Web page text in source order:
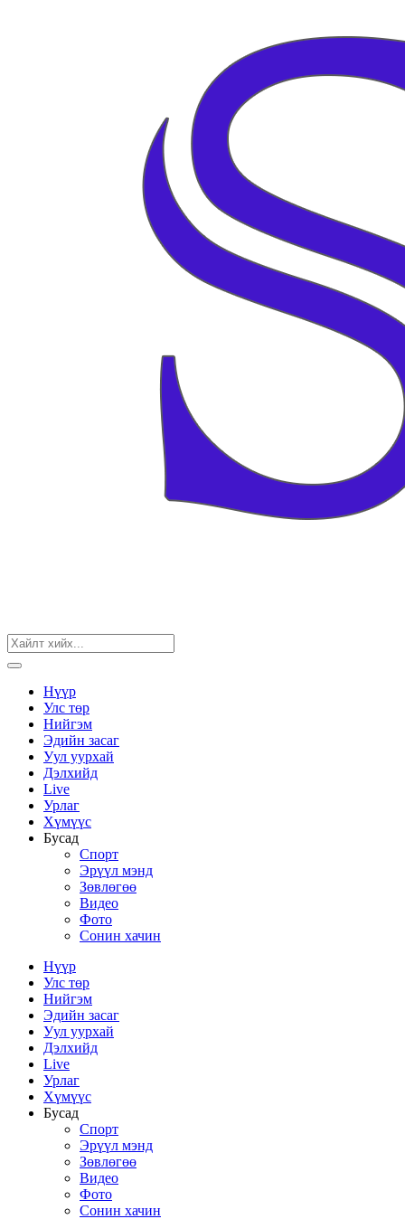
Нүүр
Улс төр
Нийгэм
Эдийн засаг
Уул уурхай
Дэлхийд
Live
Урлаг
Хүмүүс
Бусад
Спорт
Эрүүл мэнд
Зөвлөгөө
Видео
Фото
Сонин хачин
Нүүр
Улс төр
Нийгэм
Эдийн засаг
Уул уурхай
Дэлхийд
Live
Урлаг
Хүмүүс
Бусад
Спорт
Эрүүл мэнд
Зөвлөгөө
Видео
Фото
Сонин хачин